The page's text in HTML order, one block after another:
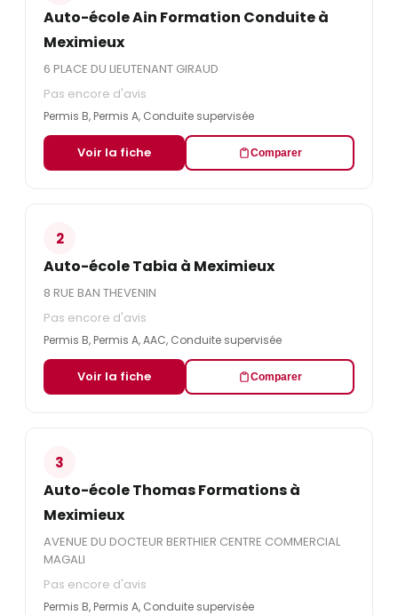
Auto-école Ain Formation Conduite à
Meximieux
6 PLACE DU LIEUTENANT GIRAUD
Pas encore d'avis
Permis B, Permis A, Conduite supervisée
Voir la fiche Comparer
2
Auto-école Tabia à Meximieux
8 RUE BAN THEVENIN
Pas encore d'avis
Permis B, Permis A, AAC, Conduite supervisée
Voir la fiche Comparer
3
Auto-école Thomas Formations à
Meximieux
AVENUE DU DOCTEUR BERTHIER CENTRE COMMERCIAL
MAGALI
Pas encore d'avis
Permis B, Permis A, Conduite supervisée